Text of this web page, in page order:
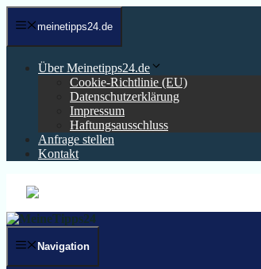
Zum
Inhalt meinetipps24.de
Über Meinetipps24.de
Cookie-Richtlinie (EU)
Datenschutzerklärung
Impressum
Haftungsausschluss
Anfrage stellen
Kontakt
Navigation